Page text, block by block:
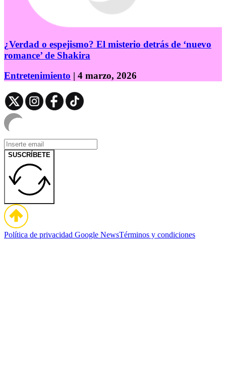
¿Verdad o espejismo? El misterio detrás de ‘nuevo
romance’ de Shakira
Entretenimiento | 4 marzo, 2026
SUSCRÍBETE
Política de privacidad Google NewsTérminos y condiciones